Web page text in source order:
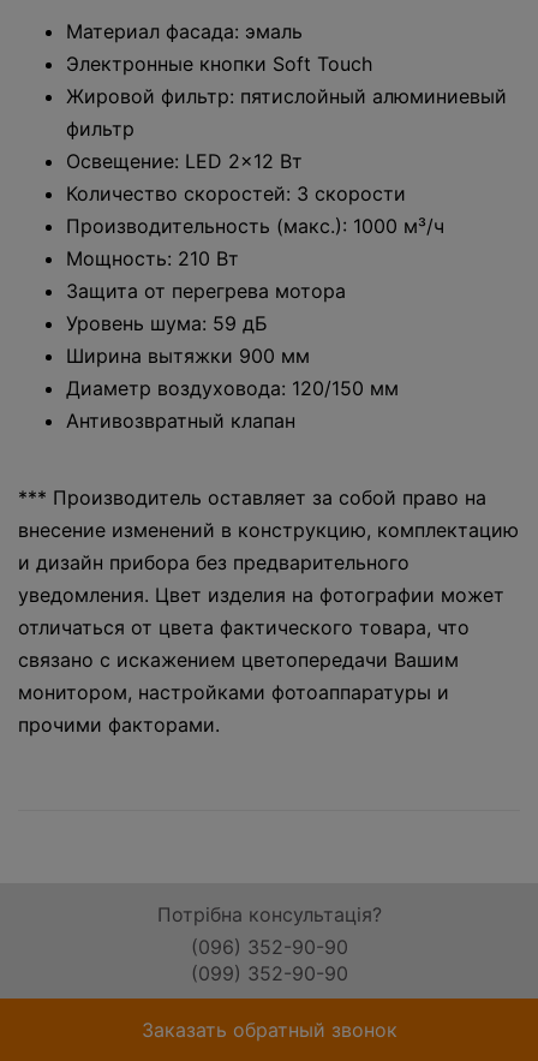
Материал фасада: эмаль
Электронные кнопки Soft Touch
Жировой фильтр: пятислойный алюминиевый
фильтр
Освещение: LED 2x12 Вт
Количество скоростей: 3 скорости
Производительность (макс.): 1000 м³/ч
Мощность: 210 Вт
Защита от перегрева мотора
Уровень шума: 59 дБ
Ширина вытяжки 900 мм
Диаметр воздуховода: 120/150 мм
Антивозвратный клапан
*** Производитель оставляет за собой право на
внесение изменений в конструкцию, комплектацию
и дизайн прибора без предварительного
уведомления. Цвет изделия на фотографии может
отличаться от цвета фактического товара, что
связано с искажением цветопередачи Вашим
монитором, настройками фотоаппаратуры и
прочими факторами.
Потрібна консультація?
(096) 352-90-90
(099) 352-90-90
Заказать обратный звонок